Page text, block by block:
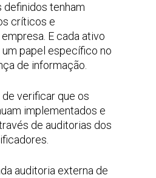
definidos tenham
críticos e
E cada ativo
papel específico no
de informação.
verificar que os
implementados e
de auditorias dos
auditoria externa de